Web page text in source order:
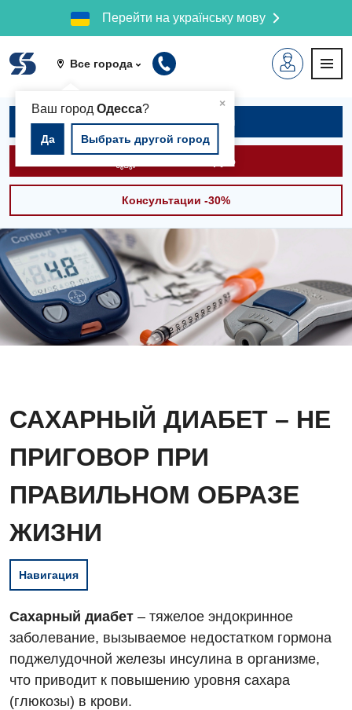
Перейти на українську мову
Все города
×
Ваш город Одесса?
Да Выбрать другой город
Записаться на приём
Вызвать скорую
Консультации -30%
САХАРНЫЙ ДИАБЕТ – НЕ
ПРИГОВОР ПРИ
ПРАВИЛЬНОМ ОБРАЗЕ
ЖИЗНИ
Навигация
Сахарный диабет – тяжелое эндокринное
заболевание, вызываемое недостатком гормона
поджелудочной железы инсулина в организме,
что приводит к повышению уровня сахара
(глюкозы) в крови.